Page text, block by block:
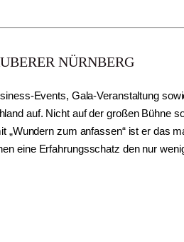
NÜRNBERG
Events, Gala-Veranstaltung
auf. Nicht auf der großen Bühne
zum anfassen“ ist er das
eine Erfahrungsschatz den nur